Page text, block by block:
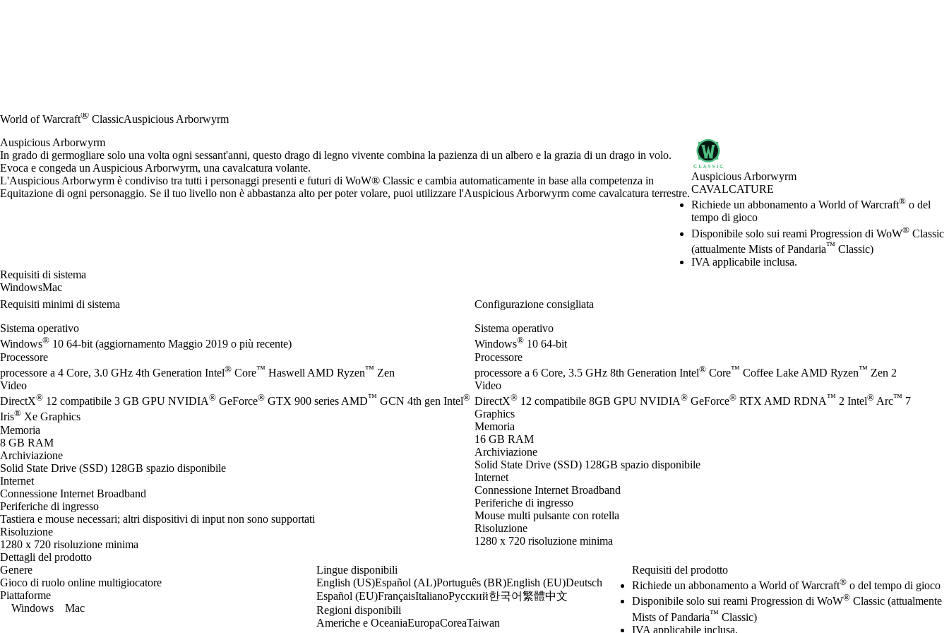
World of Warcraft® ClassicAuspicious Arborwyrm
Auspicious Arborwyrm
CAVALCATURE
Prezzo
Available actions
Richiede un abbonamento a World of Warcraft® o del
tempo di gioco
Disponibile solo sui reami Progression di WoW® Classic
(attualmente Mists of Pandaria™ Classic)
IVA applicabile inclusa.
Auspicious Arborwyrm
In grado di germogliare solo una volta ogni sessant'anni, questo drago di legno vivente combina la pazienza di un albero e la grazia di un drago in volo.
Evoca e congeda un Auspicious Arborwyrm, una cavalcatura volante.
L'Auspicious Arborwyrm è condiviso tra tutti i personaggi presenti e futuri di WoW® Classic e cambia automaticamente in base alla competenza in
Equitazione di ogni personaggio. Se il tuo livello non è abbastanza alto per poter volare, puoi utilizzare l'Auspicious Arborwyrm come cavalcatura terrestre.
Requisiti di sistema
WindowsMac
Requisiti minimi di sistema
Sistema operativo
Windows® 10 64-bit (aggiornamento Maggio 2019 o più recente)
Processore
processore a 4 Core, 3.0 GHz 4th Generation Intel® Core™ Haswell AMD Ryzen™ Zen
Video
DirectX® 12 compatibile 3 GB GPU NVIDIA® GeForce® GTX 900 series AMD™ GCN 4th gen Intel®
Iris® Xe Graphics
Memoria
8 GB RAM
Archiviazione
Solid State Drive (SSD) 128GB spazio disponibile
Internet
Connessione Internet Broadband
Periferiche di ingresso
Tastiera e mouse necessari; altri dispositivi di input non sono supportati
Risoluzione
1280 x 720 risoluzione minima
Configurazione consigliata
Sistema operativo
Windows® 10 64-bit
Processore
processore a 6 Core, 3.5 GHz 8th Generation Intel® Core™ Coffee Lake AMD Ryzen™ Zen 2
Video
DirectX® 12 compatibile 8GB GPU NVIDIA® GeForce® RTX AMD RDNA™ 2 Intel® Arc™ 7
Graphics
Memoria
16 GB RAM
Archiviazione
Solid State Drive (SSD) 128GB spazio disponibile
Internet
Connessione Internet Broadband
Periferiche di ingresso
Mouse multi pulsante con rotella
Risoluzione
1280 x 720 risoluzione minima
Dettagli del prodotto
Genere
Gioco di ruolo online multigiocatore
Piattaforme
Windows
Mac
Lingue disponibili
English (US)Español (AL)Português (BR)English (EU)Deutsch
Español (EU)FrançaisItalianoРусский한국어繁體中文
Regioni disponibili
Americhe e OceaniaEuropaCoreaTaiwan
Requisiti del prodotto
Richiede un abbonamento a World of Warcraft® o del tempo di gioco
Disponibile solo sui reami Progression di WoW® Classic (attualmente
Mists of Pandaria™ Classic)
IVA applicabile inclusa.